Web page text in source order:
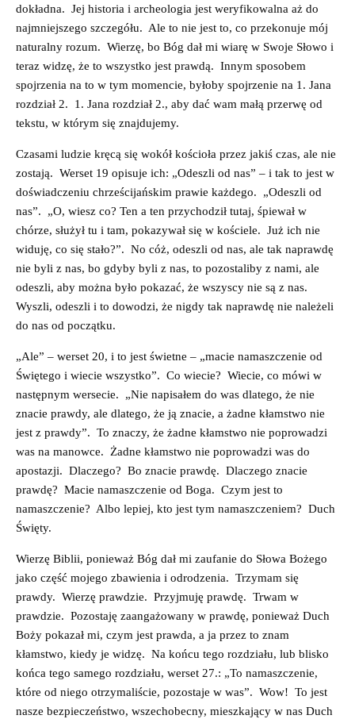
dokładna. Jej historia i archeologia jest weryfikowalna aż do
najmniejszego szczegółu. Ale to nie jest to, co przekonuje mój
naturalny rozum. Wierzę, bo Bóg dał mi wiarę w Swoje Słowo i
teraz widzę, że to wszystko jest prawdą. Innym sposobem
spojrzenia na to w tym momencie, byłoby spojrzenie na 1. Jana
rozdział 2. 1. Jana rozdział 2., aby dać wam małą przerwę od
tekstu, w którym się znajdujemy.
Czasami ludzie kręcą się wokół kościoła przez jakiś czas, ale nie
zostają. Werset 19 opisuje ich: „Odeszli od nas” – i tak to jest w
doświadczeniu chrześcijańskim prawie każdego. „Odeszli od
nas”. „O, wiesz co? Ten a ten przychodził tutaj, śpiewał w
chórze, służył tu i tam, pokazywał się w kościele. Już ich nie
widuję, co się stało?”. No cóż, odeszli od nas, ale tak naprawdę
nie byli z nas, bo gdyby byli z nas, to pozostaliby z nami, ale
odeszli, aby można było pokazać, że wszyscy nie są z nas.
Wyszli, odeszli i to dowodzi, że nigdy tak naprawdę nie należeli
do nas od początku.
„Ale” – werset 20, i to jest świetne – „macie namaszczenie od
Świętego i wiecie wszystko”. Co wiecie? Wiecie, co mówi w
następnym wersecie. „Nie napisałem do was dlatego, że nie
znacie prawdy, ale dlatego, że ją znacie, a żadne kłamstwo nie
jest z prawdy”. To znaczy, że żadne kłamstwo nie poprowadzi
was na manowce. Żadne kłamstwo nie poprowadzi was do
apostazji. Dlaczego? Bo znacie prawdę. Dlaczego znacie
prawdę? Macie namaszczenie od Boga. Czym jest to
namaszczenie? Albo lepiej, kto jest tym namaszczeniem? Duch
Święty.
Wierzę Biblii, ponieważ Bóg dał mi zaufanie do Słowa Bożego
jako część mojego zbawienia i odrodzenia. Trzymam się
prawdy. Wierzę prawdzie. Przyjmuję prawdę. Trwam w
prawdzie. Pozostaję zaangażowany w prawdę, ponieważ Duch
Boży pokazał mi, czym jest prawda, a ja przez to znam
kłamstwo, kiedy je widzę. Na końcu tego rozdziału, lub blisko
końca tego samego rozdziału, werset 27.: „To namaszczenie,
które od niego otrzymaliście, pozostaje w was”. Wow! To jest
nasze bezpieczeństwo, wszechobecny, mieszkający w nas Duch